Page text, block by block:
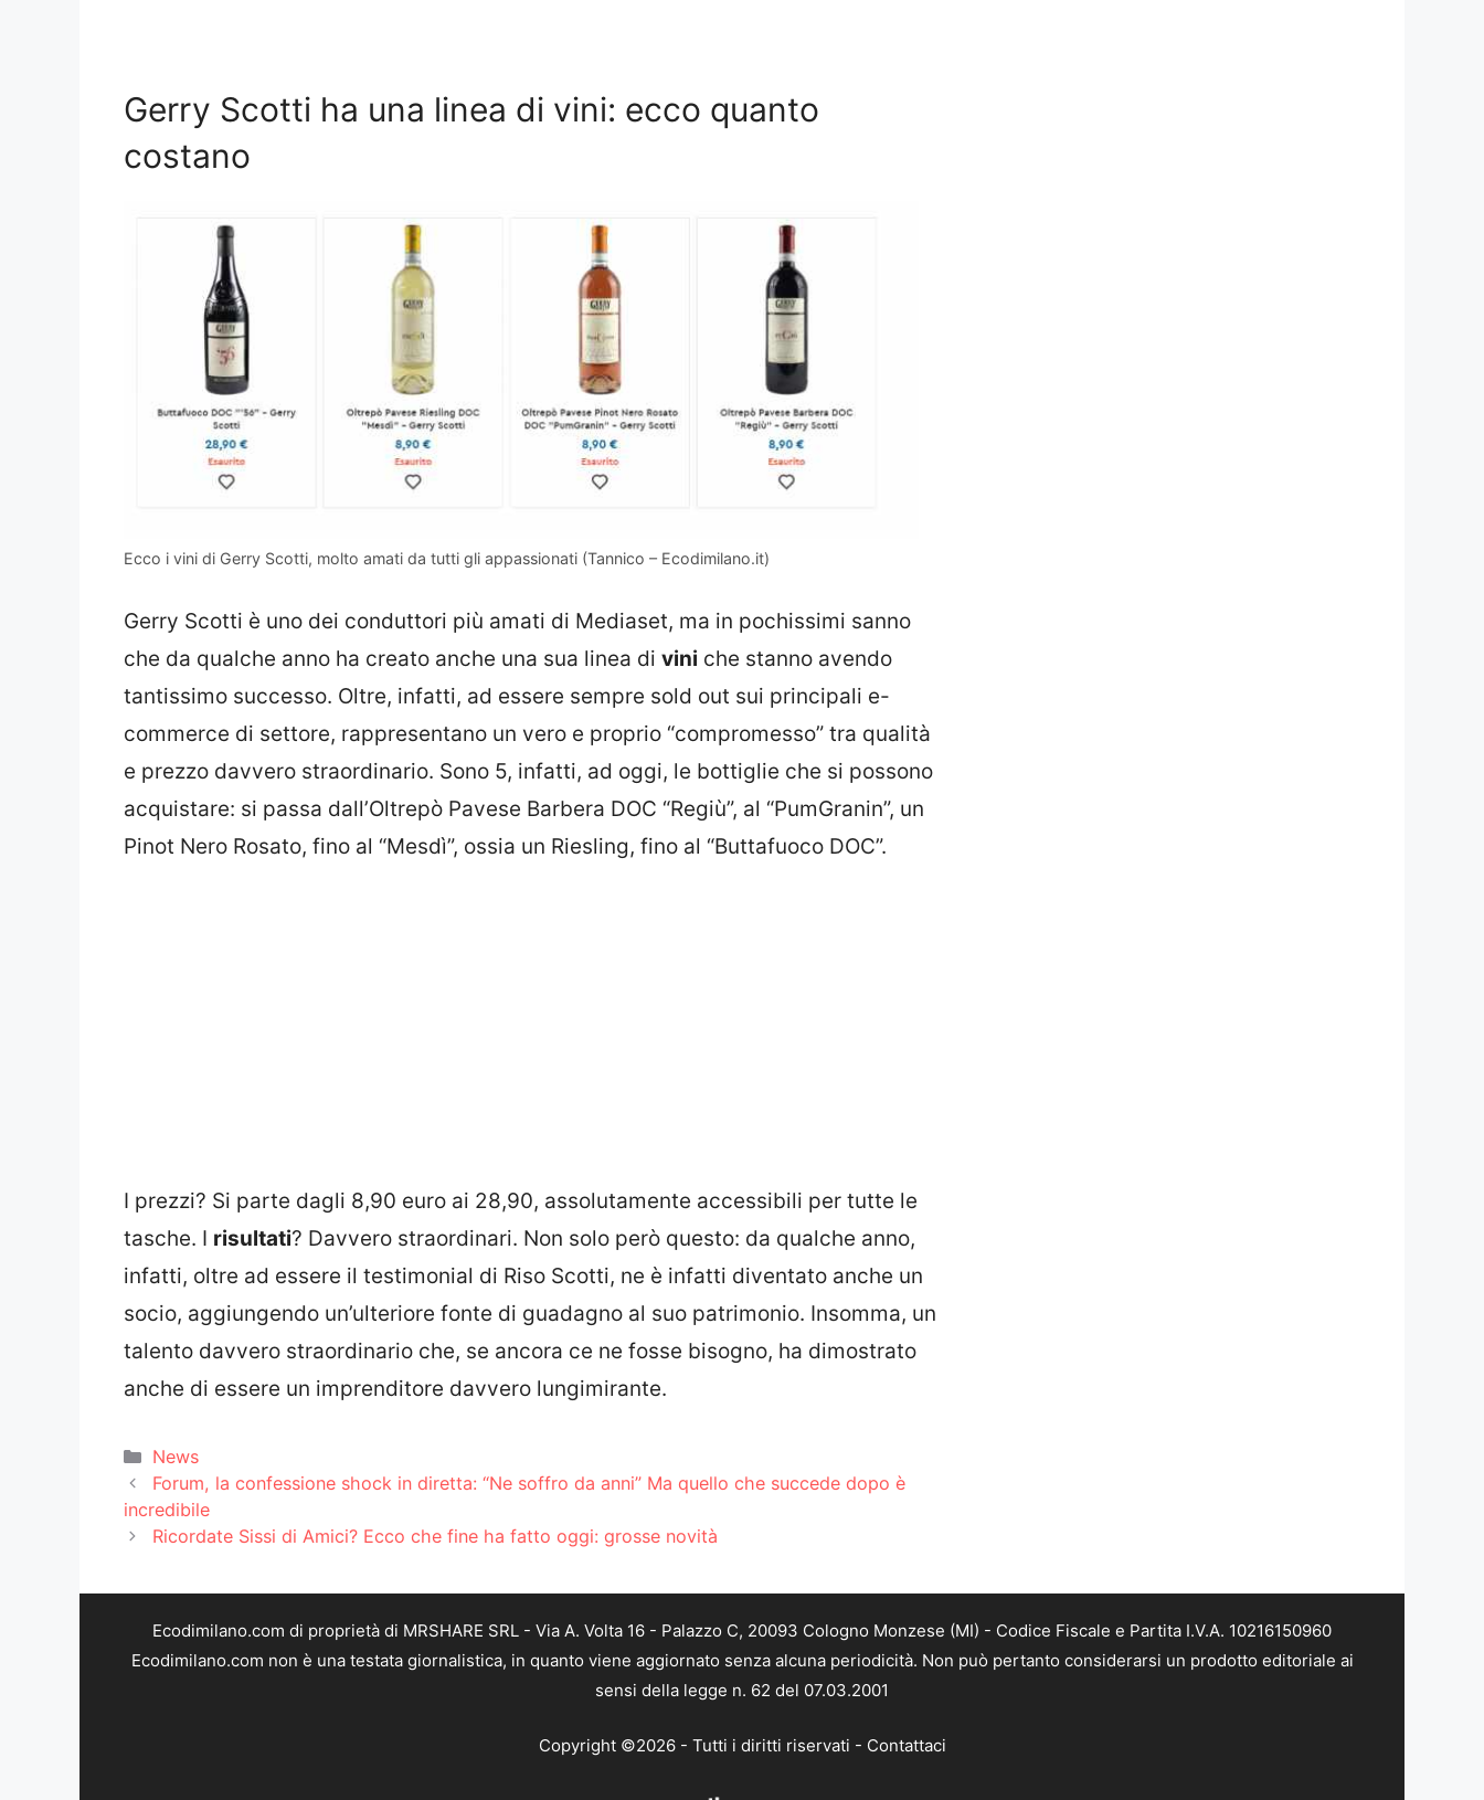
Gerry Scotti ha una linea di vini: ecco quanto
costano
Ecco i vini di Gerry Scotti, molto amati da tutti gli appassionati (Tannico – Ecodimilano.it)
Gerry Scotti è uno dei conduttori più amati di Mediaset, ma in pochissimi sanno
che da qualche anno ha creato anche una sua linea di vini che stanno avendo
tantissimo successo. Oltre, infatti, ad essere sempre sold out sui principali e-
commerce di settore, rappresentano un vero e proprio “compromesso” tra qualità
e prezzo davvero straordinario. Sono 5, infatti, ad oggi, le bottiglie che si possono
acquistare: si passa dall’Oltrepò Pavese Barbera DOC “Regiù”, al “PumGranin”, un
Pinot Nero Rosato, fino al “Mesdì”, ossia un Riesling, fino al “Buttafuoco DOC”.
I prezzi? Si parte dagli 8,90 euro ai 28,90, assolutamente accessibili per tutte le
tasche. I risultati? Davvero straordinari. Non solo però questo: da qualche anno,
infatti, oltre ad essere il testimonial di Riso Scotti, ne è infatti diventato anche un
socio, aggiungendo un’ulteriore fonte di guadagno al suo patrimonio. Insomma, un
talento davvero straordinario che, se ancora ce ne fosse bisogno, ha dimostrato
anche di essere un imprenditore davvero lungimirante.
Categorie
News
Forum, la confessione shock in diretta: “Ne soffro da anni” Ma quello che succede dopo è
incredibile
Ricordate Sissi di Amici? Ecco che fine ha fatto oggi: grosse novità
Ecodimilano.com di proprietà di MRSHARE SRL - Via A. Volta 16 - Palazzo C, 20093 Cologno Monzese (MI) - Codice Fiscale e Partita I.V.A. 10216150960
Ecodimilano.com non è una testata giornalistica, in quanto viene aggiornato senza alcuna periodicità. Non può pertanto considerarsi un prodotto editoriale ai
sensi della legge n. 62 del 07.03.2001
Copyright ©2026 - Tutti i diritti riservati - Contattaci